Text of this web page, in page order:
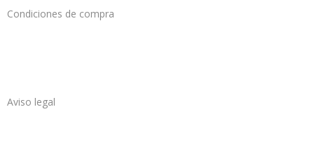
Condiciones de compra
Aviso legal